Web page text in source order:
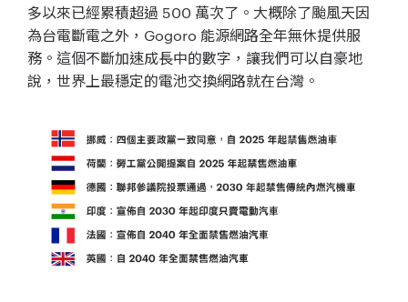
多以來已經累積超過 500 萬次了。大概除了颱風天因
為台電斷電之外，Gogoro 能源網路全年無休提供服
務。這個不斷加速成長中的數字，讓我們可以自豪地
說，世界上最穩定的電池交換網路就在台灣。